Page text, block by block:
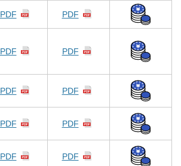
PDF PDF
PDF PDF
PDF PDF
PDF PDF
PDF PDF